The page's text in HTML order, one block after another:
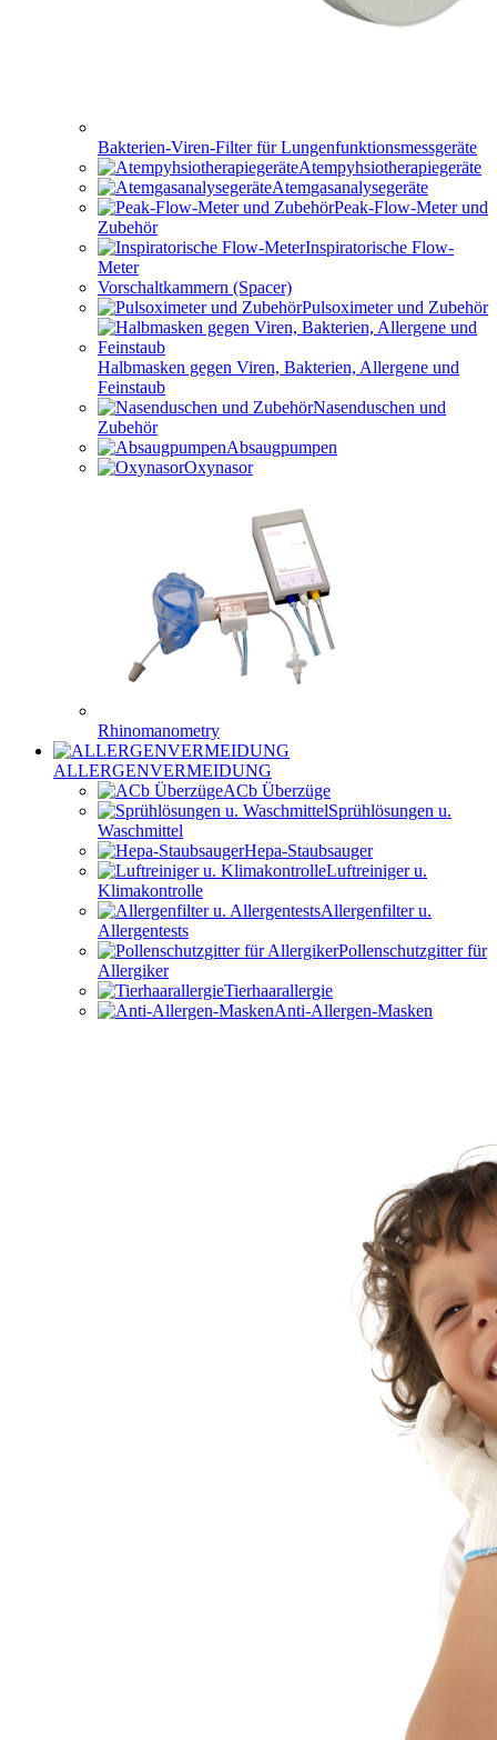
Bakterien-Viren-Filter für Lungenfunktionsmessgeräte
Atempyhsiotherapiegeräte
Atemgasanalysegeräte
Peak-Flow-Meter und
Zubehör
Inspiratorische Flow-
Meter
Vorschaltkammern (Spacer)
Pulsoximeter und Zubehör
Halbmasken gegen Viren, Bakterien, Allergene und
Feinstaub
Nasenduschen und
Zubehör
Absaugpumpen
Oxynasor
Rhinomanometry
ALLERGENVERMEIDUNG
ACb Überzüge
Sprühlösungen u.
Waschmittel
Hepa-Staubsauger
Luftreiniger u.
Klimakontrolle
Allergenfilter u.
Allergentests
Pollenschutzgitter für
Allergiker
Tierhaarallergie
Anti-Allergen-Masken